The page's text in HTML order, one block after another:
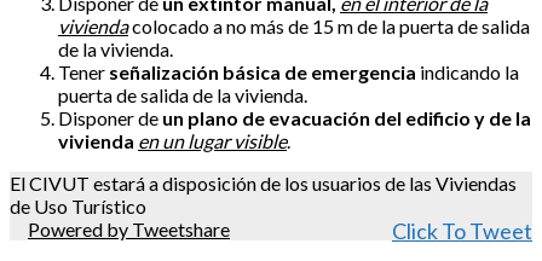
viviendacolocado a no más de 15 m de la puerta de salida
de la vivienda.
Tener señalización básica de emergencia indicando la
puerta de salida de la vivienda.
Disponer de un plano de evacuación del edificio y de la
vivienda en un lugar visible.
El CIVUT estará a disposición de los usuarios de las Viviendas
de Uso Turístico
Powered by Tweetshare
Click To Tweet